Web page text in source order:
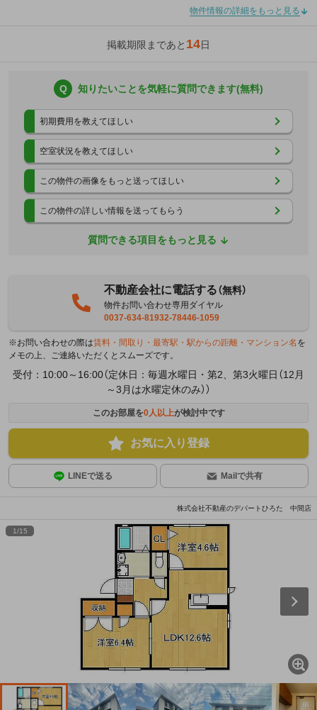
物件情報の詳細をもっと見る
掲載期限まであと 14日
Q 知りたいことを気軽に質問できます(無料)
初期費用を教えてほしい
空室状況を教えてほしい
この物件の画像をもっと送ってほしい
この物件の詳しい情報を送ってもらう
質問できる項目をもっと見る
不動産会社に電話する（無料）
物件お問い合わせ専用ダイヤル
0037-634-81932-78446-1059
※お問い合わせの際は賃料・間取り・最寄駅・駅からの距離・マンション名 を
メモの上、ご連絡いただくとスムーズです。
受付：10:00～16:00（定休日：毎週水曜日・第2、第3火曜日（12月
～3月は水曜定休のみ））
このお部屋を0人以上が検討中です
お気に入り登録
LINEで送る Mailで共有
株式会社不動産のデパートひろた 中間店
1/15